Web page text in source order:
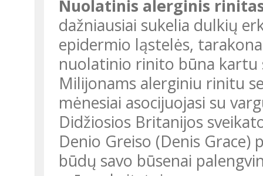
Nuolatinis alerginis
dažniausiai sukelia dulkių
epidermio ląstelės,
nuolatinio rinito būna kartu
Milijonams alerginiu rinitu
mėnesiai asocijuojasi su
Didžiosios Britanijos
Denio Greiso (Denis Grace)
būdų savo būsenai